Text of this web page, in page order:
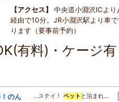
アクセス
中央道小淵沢ICよ
経由で10分。JR小淵沢駅より車
ります（要事前予約）
有料)・ケージ
のん
…ステイ！ペット と泊まれ…